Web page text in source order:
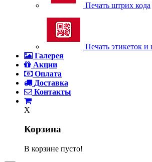
Печать штрих кода
Печать этикеток и
Галерея
Акции
Оплата
Доставка
Контакты
X
Корзина
В корзине пусто!